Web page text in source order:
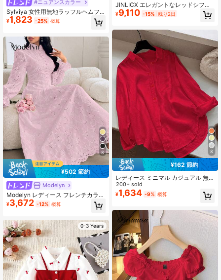
#ニュアンスカラー
Sylviya 女性用無地ラッフルヘムフ
レアスリーブバケーションドレス、
女性のバケーションアウトフィッ
¥1,823 -25% 概算
8
¥502 節約
Modelyn
Modelyn レディース フレンチカラー
パフスリーブ ワンピース
¥3,672 -12% 概算
0-3 Years
JINLICX エレガントなレッドシフォ
ンダイヤモンド装飾イブニングガウ
ン
¥9,110 -15% 残り2日
8
¥162 節約
レディース ミニマル カジュアル 無
地 セミシアー 通勤用 前ボタン カー
ブヘム シャツ
200+ sold
¥1,634 -9% 概算